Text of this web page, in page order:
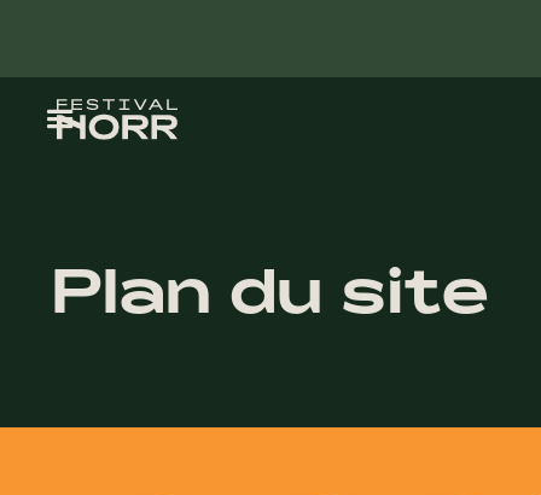
Plan du site